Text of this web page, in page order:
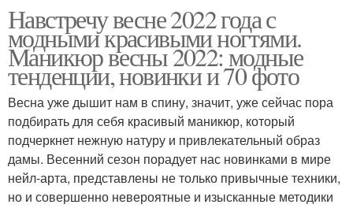
Навстречу весне 2022 года с
модными красивыми ногтями.
Маникюр весны 2022: модные
тенденции, новинки и 70 фото
Весна уже дышит нам в спину, значит, уже сейчас пора
подбирать для себя красивый маникюр, который
подчеркнет нежную натуру и привлекательный образ
дамы. Весенний сезон порадует нас новинками в мире
нейл-арта, представлены не только привычные техники,
но и совершенно невероятные и изысканные методики